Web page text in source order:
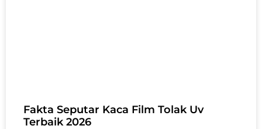
Fakta Seputar Kaca Film Tolak Uv
Terbaik 2026